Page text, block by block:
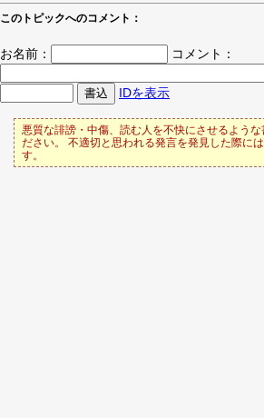
このトピックへのコメント：
お名前：
コメント：
IDを表示
悪質な誹謗・中傷、読む人を不快にさせるような
ださい。 不適切と思われる発言を発見した際に
す。